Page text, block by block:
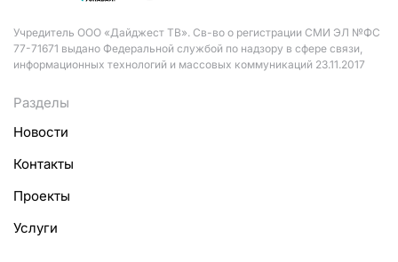
Учредитель ООО «Дайджест ТВ». Св-во о регистрации СМИ ЭЛ №ФС
77-71671 выдано Федеральной службой по надзору в сфере связи,
информационных технологий и массовых коммуникаций 23.11.2017
Разделы
Новости
Контакты
Проекты
Услуги